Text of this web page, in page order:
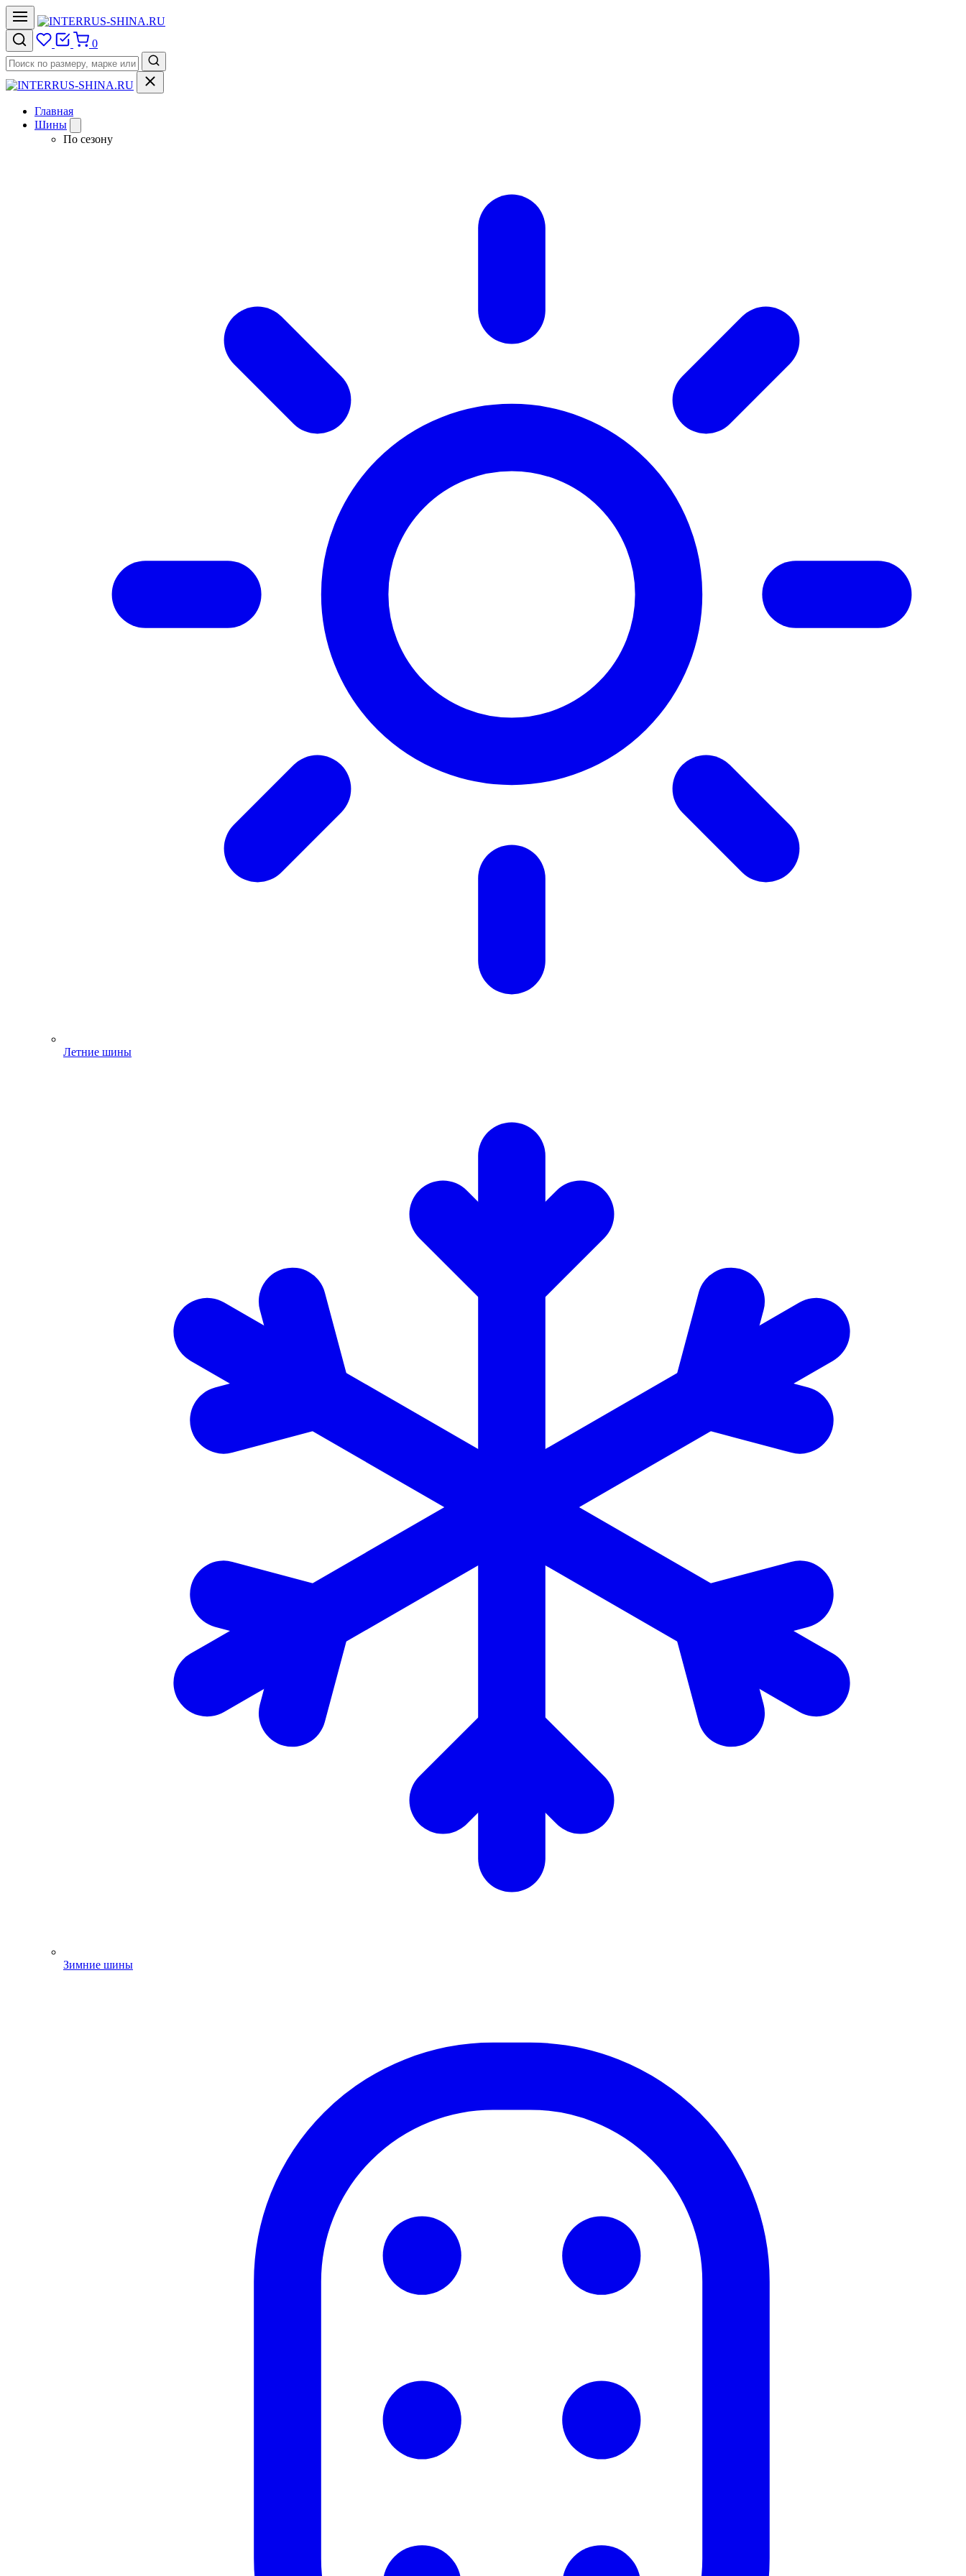
0
Главная
Шины
По сезону
Летние шины
Зимние шины